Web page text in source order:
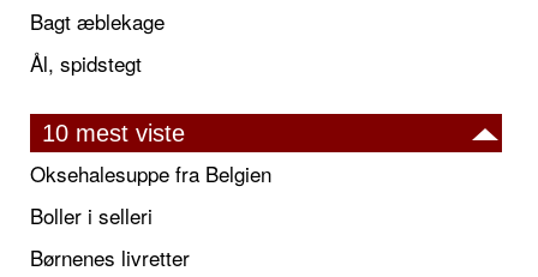
Bagt æblekage
Ål, spidstegt
10 mest viste
Oksehalesuppe fra Belgien
Boller i selleri
Børnenes livretter